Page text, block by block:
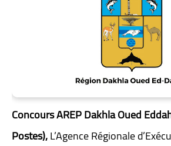
Concours AREP Dakhla Oued
Postes),L’Agence Régionale